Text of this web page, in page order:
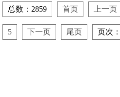
任罗剑波、副
超及相关科室
代表学校对专
出，...
总数：2859 首页 上一页
5 下一页 尾页 页次